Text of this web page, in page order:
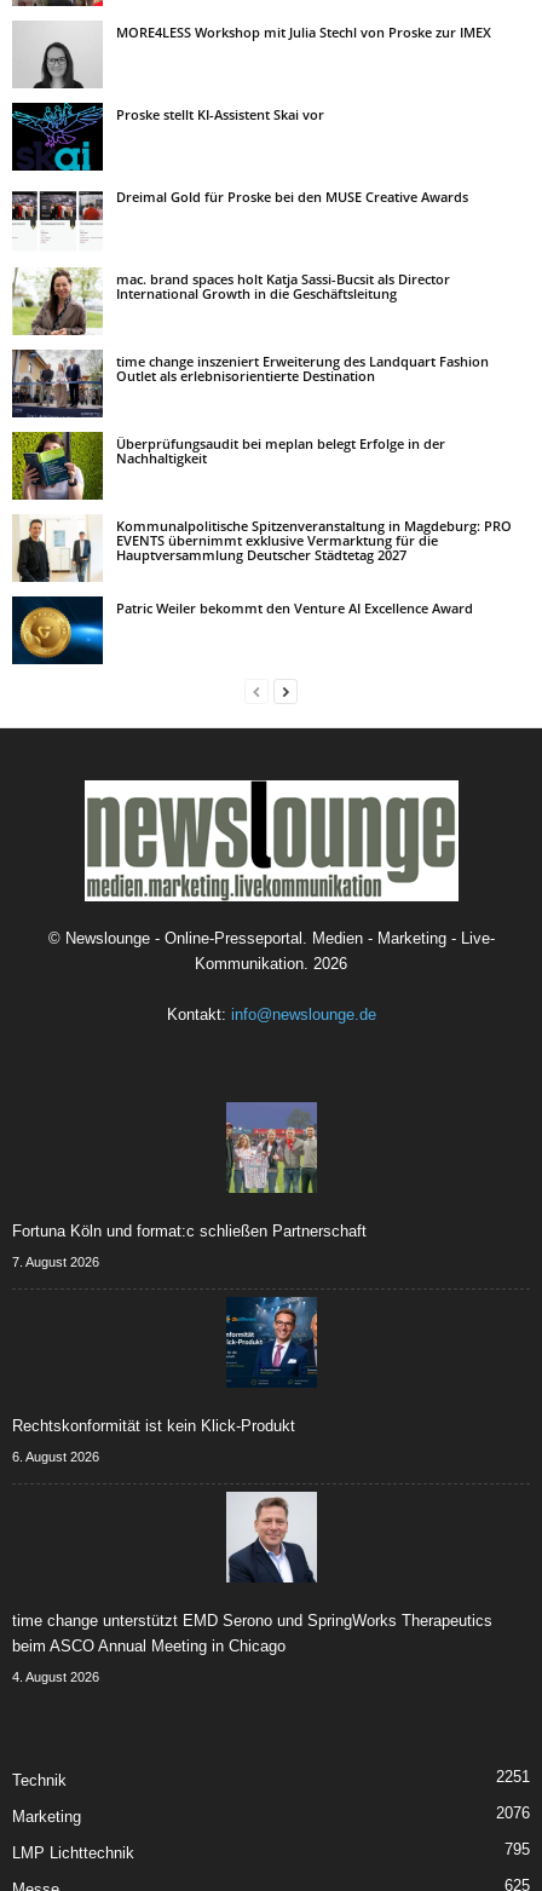
MORE4LESS Workshop mit Julia Stechl von Proske zur IMEX
Proske stellt KI-Assistent Skai vor
Dreimal Gold für Proske bei den MUSE Creative Awards
mac. brand spaces holt Katja Sassi-Bucsit als Director
International Growth in die Geschäftsleitung
time change inszeniert Erweiterung des Landquart Fashion
Outlet als erlebnisorientierte Destination
Überprüfungsaudit bei meplan belegt Erfolge in der
Nachhaltigkeit
Kommunalpolitische Spitzenveranstaltung in Magdeburg: PRO
EVENTS übernimmt exklusive Vermarktung für die
Hauptversammlung Deutscher Städtetag 2027
Patric Weiler bekommt den Venture AI Excellence Award
© Newslounge - Online-Presseportal. Medien - Marketing - Live-
Kommunikation. 2026
Kontakt: info@newslounge.de
Fortuna Köln und format:c schließen Partnerschaft
7. August 2026
Rechtskonformität ist kein Klick-Produkt
6. August 2026
time change unterstützt EMD Serono und SpringWorks Therapeutics
beim ASCO Annual Meeting in Chicago
4. August 2026
Technik 2251
Marketing 2076
LMP Lichttechnik 795
625